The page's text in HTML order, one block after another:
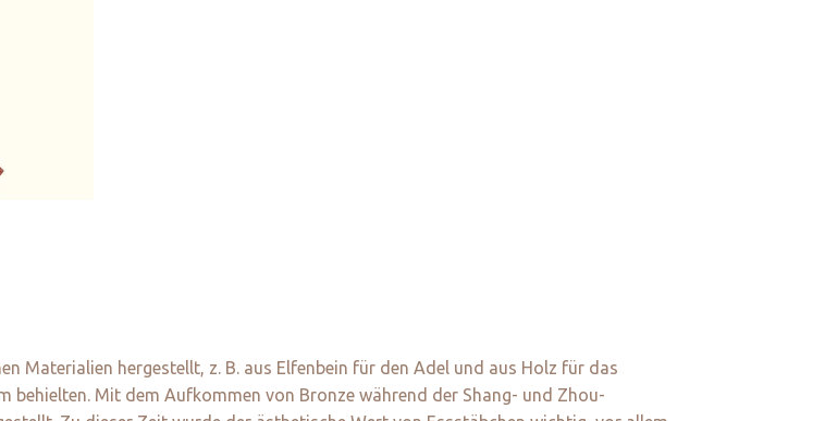
Materialien hergestellt, z. B. aus Elfenbein für den Adel und aus Holz für das
behielten. Mit dem Aufkommen von Bronze während der Shang- und Zhou-